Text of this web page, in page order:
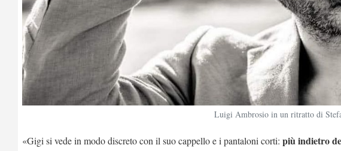
Luigi Ambrosio in un ritratto di
«Gigi si vede in modo discreto con il suo cappello e i pantaloni corti: più indietro